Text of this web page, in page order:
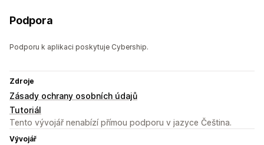
Podpora
Podporu k aplikaci poskytuje Cybership.
Zdroje
Zásady ochrany osobních údajů
Tutoriál
Tento vývojář nenabízí přímou podporu v jazyce Čeština.
Vývojář